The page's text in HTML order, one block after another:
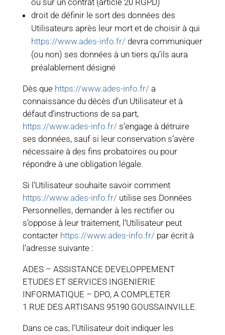
ou sur un contrat (article 20 RGPD)
droit de définir le sort des données des
Utilisateurs après leur mort et de choisir à qui
https://www.ades-info.fr/ devra communiquer
(ou non) ses données à un tiers qu’ils aura
préalablement désigné
Dès que https://www.ades-info.fr/ a
connaissance du décès d’un Utilisateur et à
défaut d’instructions de sa part,
https://www.ades-info.fr/ s’engage à détruire
ses données, sauf si leur conservation s’avère
nécessaire à des fins probatoires ou pour
répondre à une obligation légale.
Si l’Utilisateur souhaite savoir comment
https://www.ades-info.fr/ utilise ses Données
Personnelles, demander à les rectifier ou
s’oppose à leur traitement, l’Utilisateur peut
contacter https://www.ades-info.fr/ par écrit à
l’adresse suivante :
ADES – ASSISTANCE DEVELOPPEMENT
ETUDES ET SERVICES INGENIERIE
INFORMATIQUE – DPO, A COMPLETER
1 RUE DES ARTISANS 95190 GOUSSAINVILLE.
Dans ce cas, l’Utilisateur doit indiquer les